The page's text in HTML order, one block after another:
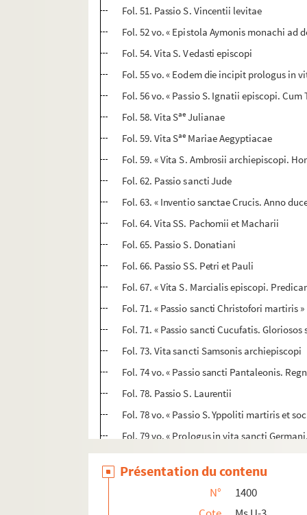
Fol. 51. Passio S. Vincentii levitae
Fol. 52 vo. « Epistola Aymonis monachi
Fol. 54. Vita S. Vedasti episcopi
Fol. 55 vo. « Eodem die incipit prologus
Fol. 56 vo. « Passio S. Ignatii episcopi.
Fol. 58. Vita Sae Julianae
Fol. 59. Vita Sae Mariae Aegyptiacae
Fol. 59. « Vita S. Ambrosii archiepiscopi.
Fol. 62. Passio sancti Jude
Fol. 63. « Inventio sanctae Crucis. Anno
Fol. 64. Vita SS. Pachomii et Macharii
Fol. 65. Passio S. Donatiani
Fol. 66. Passio SS. Petri et Pauli
Fol. 67. « Vita S. Marcialis episcopi.
Fol. 71. « Passio sancti Christofori martiris »
Fol. 71. « Passio sancti Cucufatis.
Fol. 73. Vita sancti Samsonis archiepiscopi
Fol. 74 vo. « Passio sancti Pantaleonis.
Fol. 78. Passio S. Laurentii
Fol. 78 vo. « Passio S. Yppoliti martiris et
Fol. 79 vo. « Prologus in vita sancti
Fol. 81. « Passio SS. Machabeorum »
Fol. 81 vo. « Passio sanctarum virginum
Fol. 82 vo. « Passio sancti Eusebii,
Présentation du contenu
N°
1400